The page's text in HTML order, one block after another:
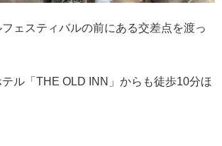
ェスティバルの前にある交差点を渡っ
ル「THE OLD INN」からも徒歩10分ほ